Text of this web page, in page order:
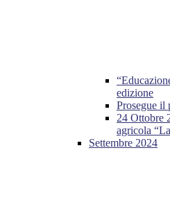
edizione
Prosegue il
24 Ottobre
agricola
Settembre 2024